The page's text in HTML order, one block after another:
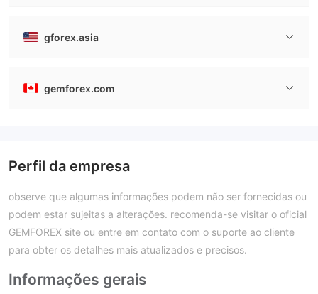
gforex.asia
gemforex.com
Perfil da empresa
observe que algumas informações podem não ser fornecidas ou
podem estar sujeitas a alterações. recomenda-se visitar o oficial
GEMFOREX site ou entre em contato com o suporte ao cliente
para obter os detalhes mais atualizados e precisos.
Informações gerais